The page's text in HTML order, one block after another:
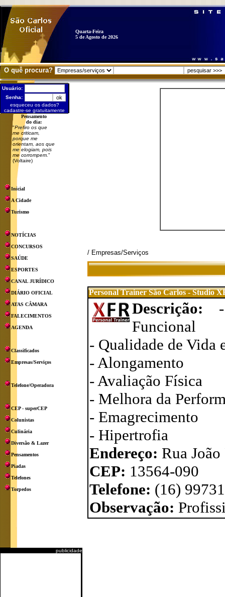
Quarta-Feira
5 de Agosto de 2026
O quê procura?
Usuário:
Senha:
esqueceu os dados?
cadastre-se gratuitamente
Pensamento
do dia:
"Prefiro os que
me criticam,
porque me
orientam, aos que
me elogiam, pois
me corrompem. "
(Voltaire)
Inicial
A Cidade
Turismo
NOTÍCIAS
CONCURSOS
SAÚDE
ESPORTES
CANAL JURÍDICO
DIÁRIO OFICIAL
ATAS CÂMARA
FALECIMENTOS
AGENDA
Classificados
Empresas/Serviços
Telefone/Operadora
CEP - superCEP
Colunistas
Culinária
Diversão & Lazer
Pensamentos
Piadas
Telefones
Torpedos
publicidade
/ Empresas/Serviços
Personal Trainer São Carlos - Studio
Descrição:
Funcional
- Qualidade de Vida
- Alongamento
- Avaliação Física
- Melhora da
- Emagrecimento
- Hipertrofia
Endereço: Rua
CEP: 13564-090
Telefone: (16)
Observação: